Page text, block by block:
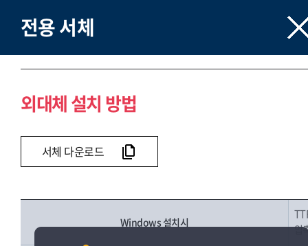
전용 서체
외대체 설치 방법
서체 다운로드
Windows 설치시
압